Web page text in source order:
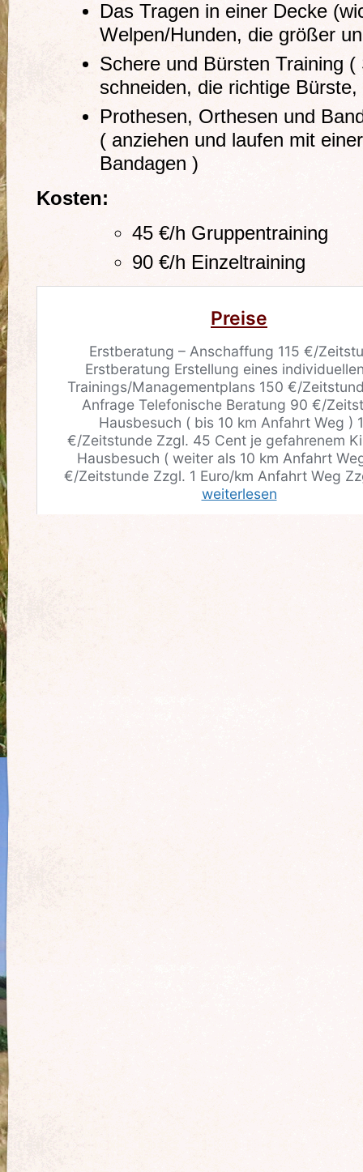
Das Tragen in einer Decke
Welpen/Hunden, die größer
Schere und Bürsten Training
schneiden, die richtige
Prothesen, Orthesen und
( anziehen und laufen mit
Bandagen )
Kosten:
45 €/h Gruppentraining
90 €/h Einzeltraining